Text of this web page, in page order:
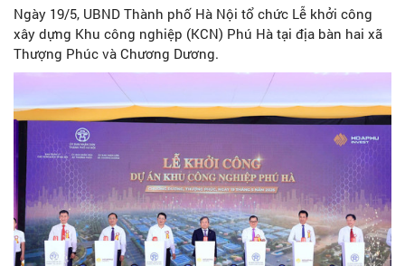
Ngày 19/5, UBND Thành phố Hà Nội tổ chức Lễ khởi công
xây dựng Khu công nghiệp (KCN) Phú Hà tại địa bàn hai xã
Thượng Phúc và Chương Dương.